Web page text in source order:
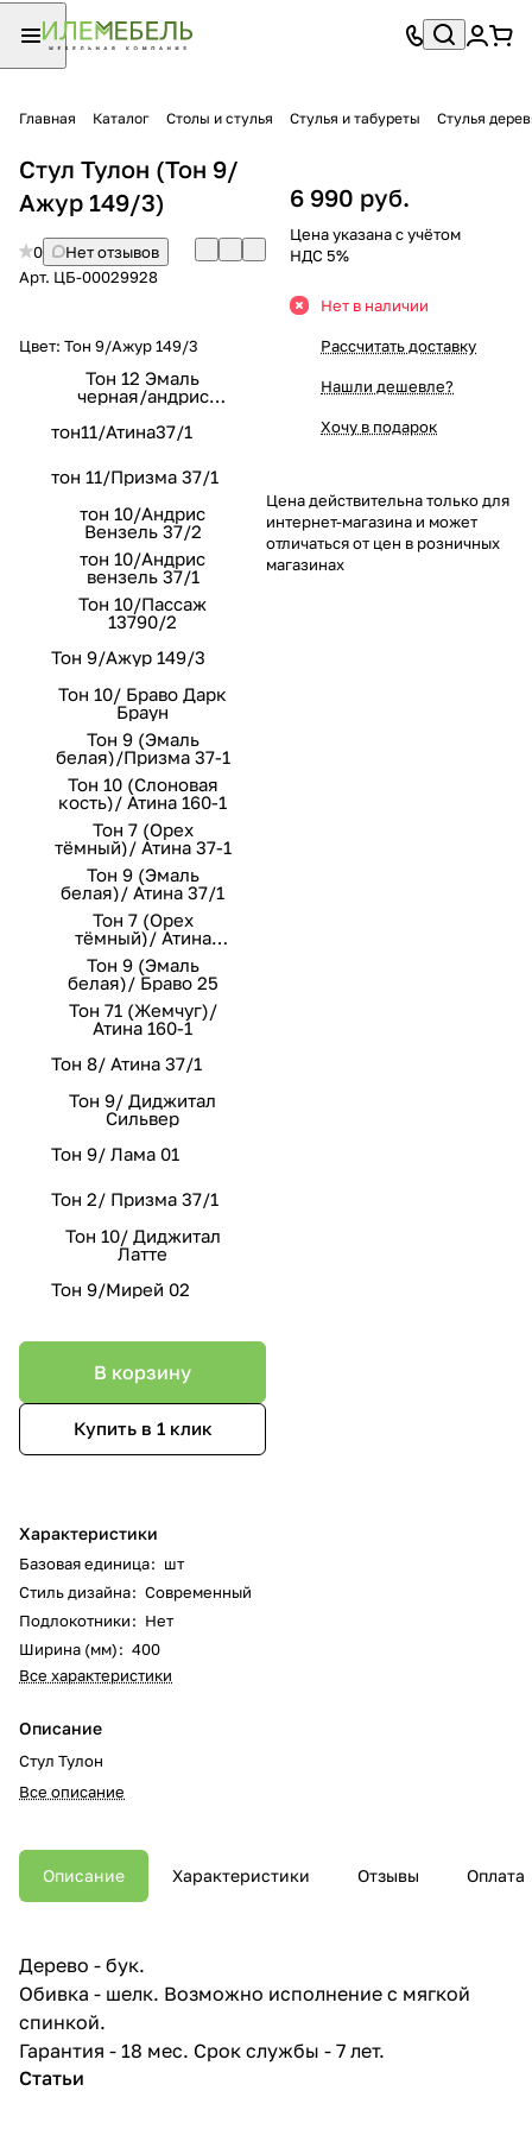
Главная Каталог Столы и стулья Стулья и табуреты Стулья
Стул Тулон (Тон 9/
Ажур 149/3)
0
Нет отзывов
Арт. ЦБ-00029928
Цвет: Тон 9/Ажур 149/3
Тон 12 Эмаль
черная/андрис
тон11/Атина37/1
тон 11/Призма 37/1
тон 10/Андрис
Вензель 37/2
тон 10/Андрис
вензель 37/1
Тон 10/Пассаж
13790/2
Тон 9/Ажур 149/3
Тон 10/ Браво Дарк
Браун
Тон 9 (Эмаль
белая)/Призма 37-1
Тон 10 (Слоновая
кость)/ Атина 160-1
Тон 7 (Орех
тёмный)/ Атина 37-1
Тон 9 (Эмаль
белая)/ Атина 37/1
Тон 7 (Орех
тёмный)/ Атина
160/1
Тон 9 (Эмаль
белая)/ Браво 25
Тон 71 (Жемчуг)/
Атина 160-1
Тон 8/ Атина 37/1
Тон 9/ Диджитал
Сильвер
Тон 9/ Лама 01
Тон 2/ Призма 37/1
Тон 10/ Диджитал
Латте
Тон 9/Мирей 02
В корзину
Купить в 1 клик
Характеристики
Базовая единица: шт
Стиль дизайна: Современный
Подлокотники: Нет
Ширина (мм): 400
Все характеристики
Описание
Стул Тулон
Все описание
6 990 руб.
Цена указана с учётом
НДС 5%
Нет в наличии
Рассчитать доставку
Нашли дешевле?
Хочу в подарок
Цена действительна только для
интернет-магазина и может
отличаться от цен в розничных
магазинах
Описание Характеристики Отзывы Оплата
Дерево - бук.
Обивка - шелк. Возможно исполнение с мягкой
спинкой.
Гарантия - 18 мес. Срок службы - 7 лет.
Статьи